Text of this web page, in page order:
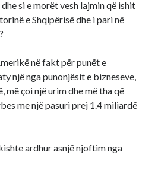
si e morët vesh lajmin që ishit
e Shqipërisë dhe i pari në
në fakt për punët e
një nga punonjësit e bizneseve,
më çoi një urim dhe më tha që
me një pasuri prej 1.4 miliardë
ardhur asnjë njoftim nga